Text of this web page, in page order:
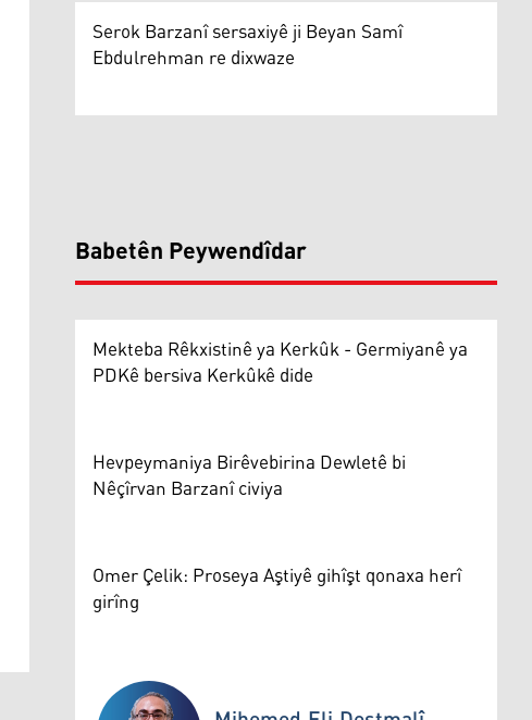
Serok Barzanî sersaxiyê ji Beyan Samî
Ebdulrehman re dixwaze
Babetên Peywendîdar
Mekteba Rêkxistinê ya Kerkûk - Germiyanê ya
PDKê bersiva Kerkûkê dide
Hevpeymaniya Birêvebirina Dewletê bi
Nêçîrvan Barzanî civiya
Omer Çelik: Proseya Aştiyê gihîşt qonaxa herî
girîng